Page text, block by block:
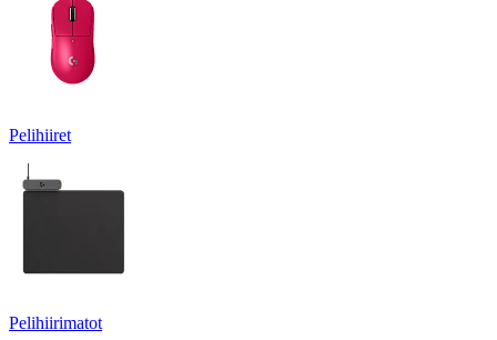
Pelihiiret
Pelihiirimatot